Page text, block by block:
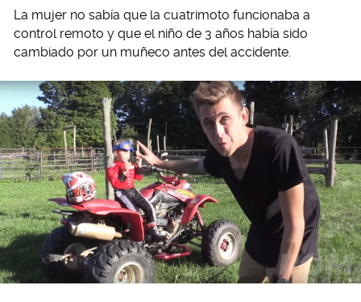
La mujer no sabía que la cuatrimoto funcionaba a
control remoto y que el niño de 3 años había sido
cambiado por un muñeco antes del accidente.